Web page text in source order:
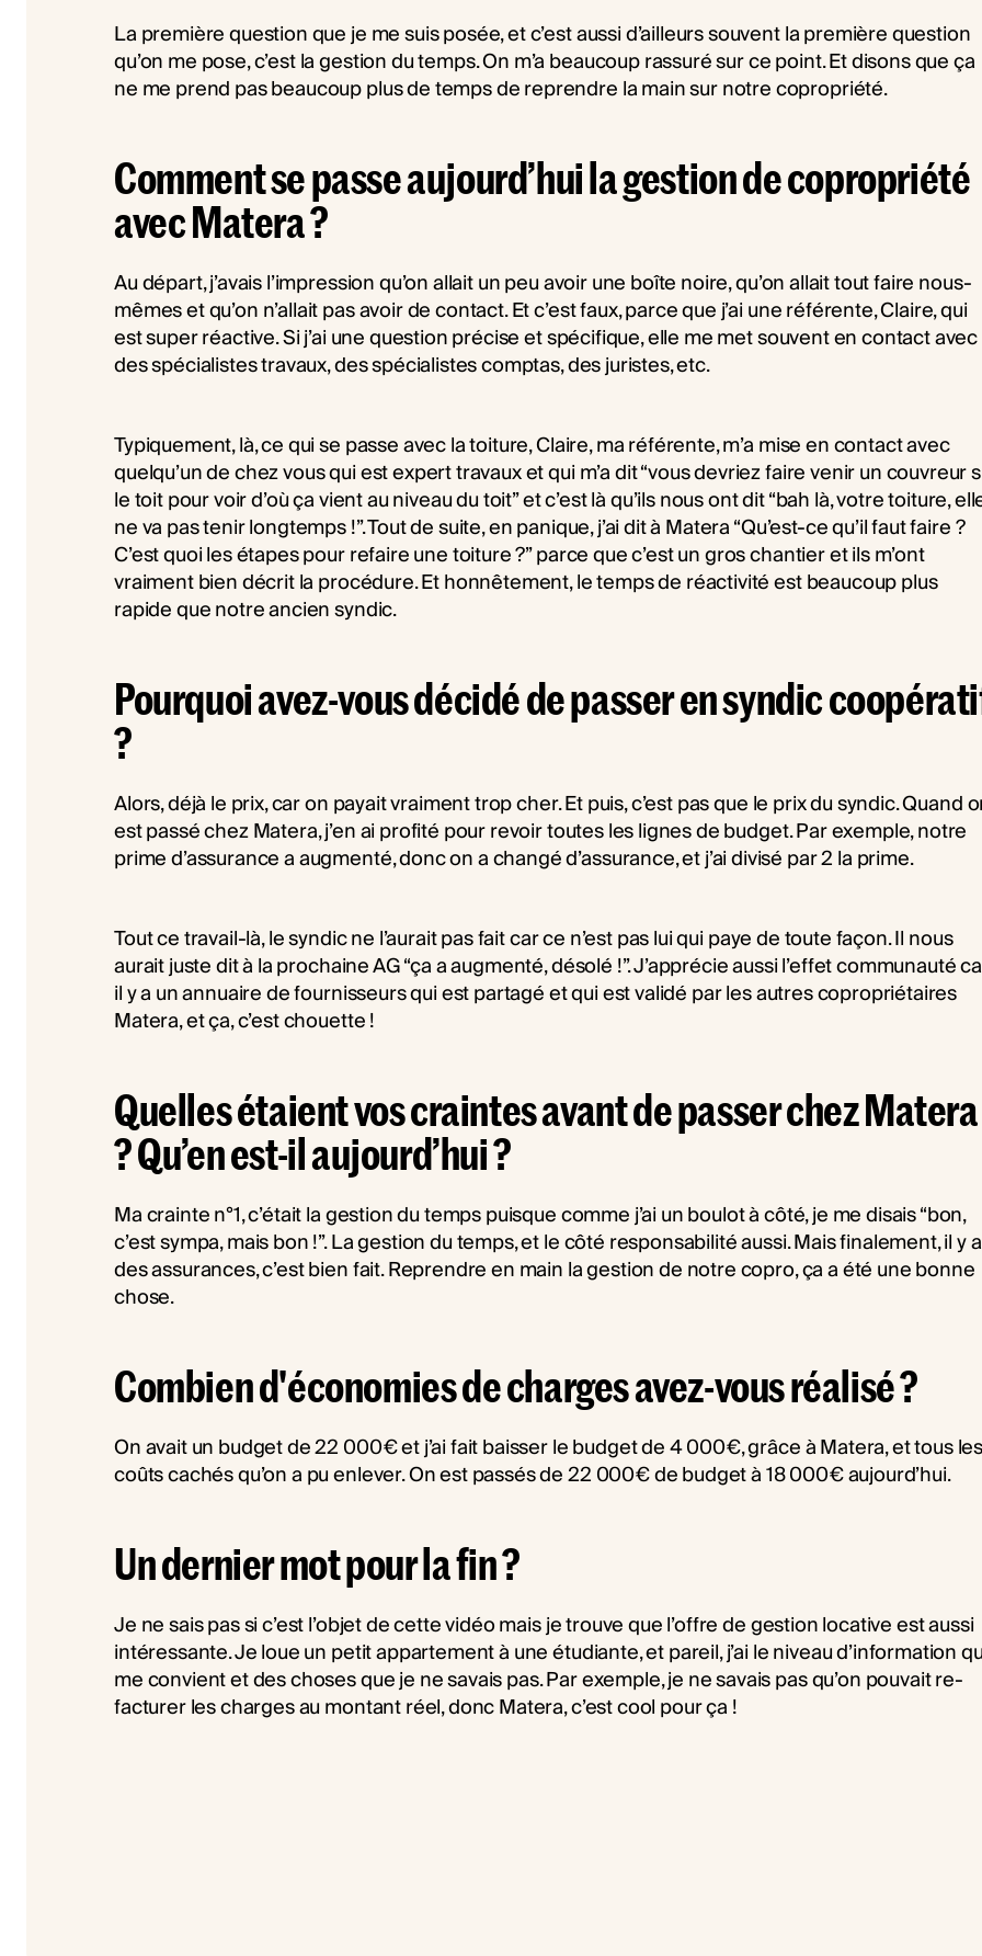
La première question que je me suis posée, et c’est aussi d’ailleurs souvent la première question
qu’on me pose, c’est la gestion du temps. On m’a beaucoup rassuré sur ce point. Et disons que ça
ne me prend pas beaucoup plus de temps de reprendre la main sur notre copropriété.
Comment se passe aujourd’hui la gestion de copropriété
avec Matera ?
Au départ, j’avais l’impression qu’on allait un peu avoir une boîte noire, qu’on allait tout faire nous-
mêmes et qu’on n’allait pas avoir de contact. Et c’est faux, parce que j’ai une référente, Claire, qui
est super réactive. Si j’ai une question précise et spécifique, elle me met souvent en contact avec
des spécialistes travaux, des spécialistes comptas, des juristes, etc.
Typiquement, là, ce qui se passe avec la toiture, Claire, ma référente, m’a mise en contact avec
quelqu’un de chez vous qui est expert travaux et qui m’a dit “vous devriez faire venir un couvreur
le toit pour voir d’où ça vient au niveau du toit” et c’est là qu’ils nous ont dit “bah là, votre toiture,
ne va pas tenir longtemps !”. Tout de suite, en panique, j’ai dit à Matera “Qu’est-ce qu’il faut faire ?
C’est quoi les étapes pour refaire une toiture ?” parce que c’est un gros chantier et ils m’ont
vraiment bien décrit la procédure. Et honnêtement, le temps de réactivité est beaucoup plus
rapide que notre ancien syndic.
Pourquoi avez-vous décidé de passer en syndic
?
Alors, déjà le prix, car on payait vraiment trop cher. Et puis, c’est pas que le prix du syndic. Quand
est passé chez Matera, j’en ai profité pour revoir toutes les lignes de budget. Par exemple, notre
prime d’assurance a augmenté, donc on a changé d’assurance, et j’ai divisé par 2 la prime.
Tout ce travail-là, le syndic ne l’aurait pas fait car ce n’est pas lui qui paye de toute façon. Il nous
aurait juste dit à la prochaine AG “ça a augmenté, désolé !”. J’apprécie aussi l’effet communauté
il y a un annuaire de fournisseurs qui est partagé et qui est validé par les autres copropriétaires
Matera, et ça, c’est chouette !
Quelles étaient vos craintes avant de passer chez Matera
? Qu’en est-il aujourd’hui ?
Ma crainte n°1, c’était la gestion du temps puisque comme j’ai un boulot à côté, je me disais “bon,
c’est sympa, mais bon !”. La gestion du temps, et le côté responsabilité aussi. Mais finalement, il y a
des assurances, c’est bien fait. Reprendre en main la gestion de notre copro, ça a été une bonne
chose.
Combien d'économies de charges avez-vous réalisé ?
On avait un budget de 22 000€ et j’ai fait baisser le budget de 4 000€, grâce à Matera, et tous
coûts cachés qu’on a pu enlever. On est passés de 22 000€ de budget à 18 000€ aujourd’hui.
Un dernier mot pour la fin ?
Je ne sais pas si c’est l’objet de cette vidéo mais je trouve que l’offre de gestion locative est aussi
intéressante. Je loue un petit appartement à une étudiante, et pareil, j’ai le niveau d’information
me convient et des choses que je ne savais pas. Par exemple, je ne savais pas qu’on pouvait re-
facturer les charges au montant réel, donc Matera, c’est cool pour ça !